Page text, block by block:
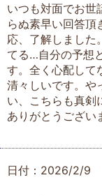
いつも対面でお世
らぬ素早い回答頂
応、了解しました
てる…自分の予想
す。全く心配して
清々しいです。や
い、こちらも真剣
ありがとうござい
日付：2026/2/9